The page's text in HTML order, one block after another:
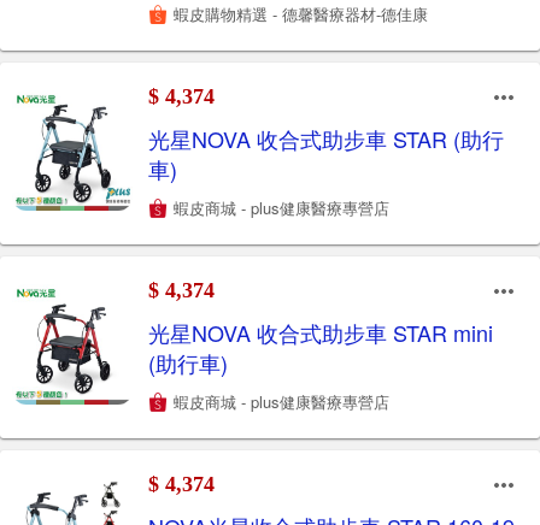
蝦皮購物精選 - 德馨醫療器材-德佳康
$ 4,374
光星NOVA 收合式助步車 STAR (助行
車)
蝦皮商城 - plus健康醫療專營店
$ 4,374
光星NOVA 收合式助步車 STAR mini
(助行車)
蝦皮商城 - plus健康醫療專營店
$ 4,374